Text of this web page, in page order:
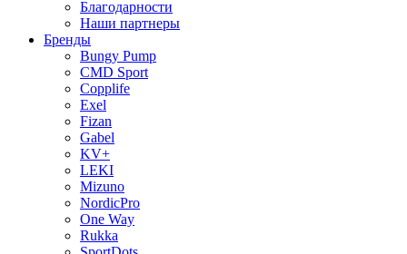
Благодарности
Наши партнеры
Бренды
Bungy Pump
CMD Sport
Copplife
Exel
Fizan
Gabel
KV+
LEKI
Mizuno
NordicPro
One Way
Rukka